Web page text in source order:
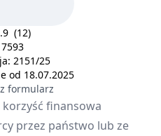
(12)
7593
2151/25
od 18.07.2025
formularz
finansowa
przez państwo lub ze